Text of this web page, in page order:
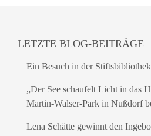
LETZTE BLOG-BEITRÄGE
Ein Besuch in der
„Der See schaufelt Licht in das
Martin-Walser-Park in Nußdorf
Lena Schätte gewinnt den